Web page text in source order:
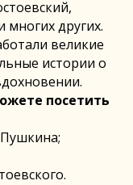
многих других.
великие
истории о
посетить